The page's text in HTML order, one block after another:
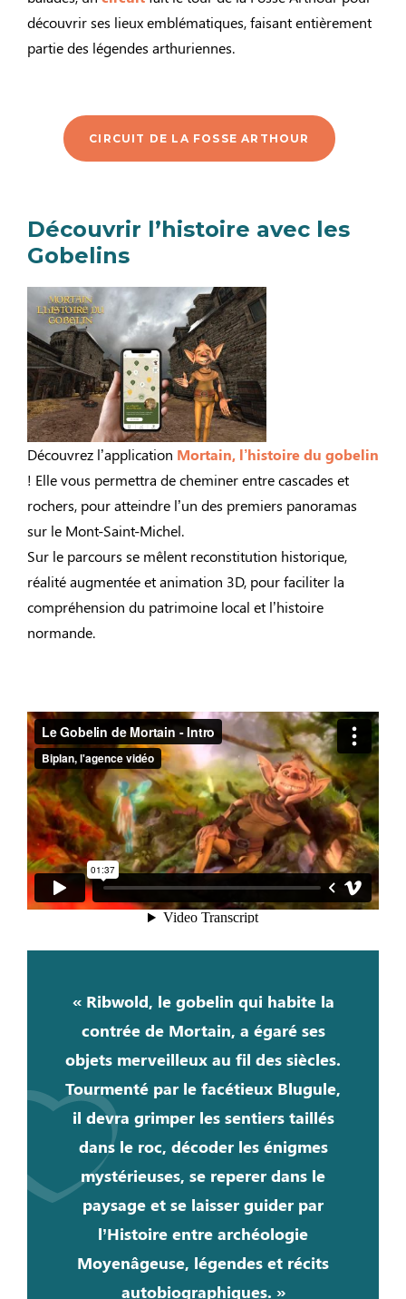
découvrir ses lieux emblématiques, faisant entièrement
partie des légendes arthuriennes.
CIRCUIT DE LA FOSSE ARTHOUR
Découvrir l’histoire avec les
Gobelins
Découvrez l’application Mortain, l’histoire du gobelin
! Elle vous permettra de cheminer entre cascades et
rochers, pour atteindre l’un des premiers panoramas
sur le Mont-Saint-Michel.
Sur le parcours se mêlent reconstitution historique,
réalité augmentée et animation 3D, pour faciliter la
compréhension du patrimoine local et l’histoire
normande.
« Ribwold, le gobelin qui habite la
contrée de Mortain, a égaré ses
objets merveilleux au fil des siècles.
Tourmenté par le facétieux Blugule,
il devra grimper les sentiers taillés
dans le roc, décoder les énigmes
mystérieuses, se reperer dans le
paysage et se laisser guider par
l’Histoire entre archéologie
Moyenâgeuse, légendes et récits
autobiographiques. »